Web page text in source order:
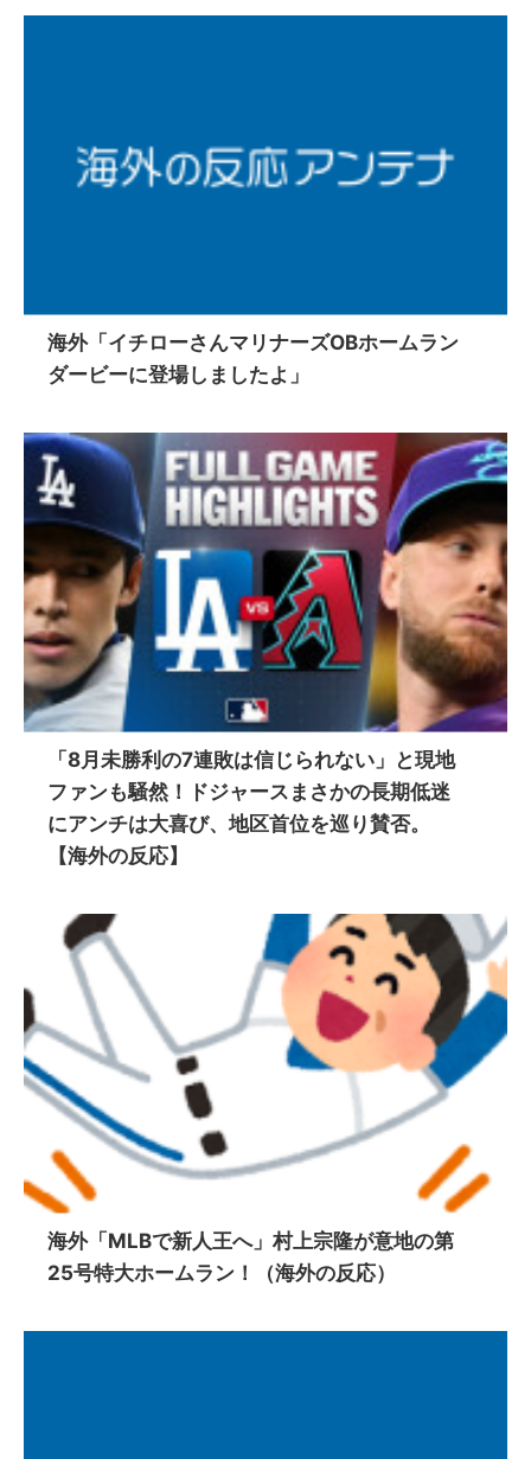
海外「イチローさんマリナーズOBホームラン
ダービーに登場しましたよ」
「8月未勝利の7連敗は信じられない」と現地
ファンも騒然！ドジャースまさかの長期低迷
にアンチは大喜び、地区首位を巡り賛否。
【海外の反応】
海外「MLBで新人王へ」村上宗隆が意地の第
25号特大ホームラン！（海外の反応）